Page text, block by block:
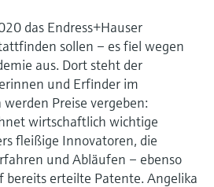
das Endress+Hauser
sollen – es fiel wegen
aus. Dort steht der
und Erfinder im
Preise vergeben:
wirtschaftlich wichtige
fleißige Innovatoren, die
und Abläufen – ebenso
bereits erteilte Patente. Angelika